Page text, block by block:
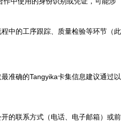
程中的工序跟踪、质量检验等环节（此
准确的Tangyika卡集信息建议通过以
开的联系方式（电话、电子邮箱）或前